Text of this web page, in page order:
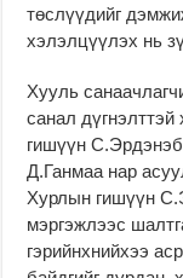
төслүүдийг
хэлэлцүүлэх нь
Хууль
санал
гишүүн
Д.Ганмаа нар
Хурлын гишүүн
мэргэжлээс
гэрийнхнийхээ